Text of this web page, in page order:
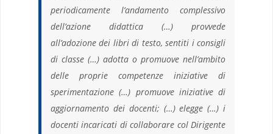
periodicamente l’andamento complessivo
dell’azione didattica (…) provvede
all’adozione dei libri di testo, sentiti i consigli
di classe (…) adotta o promuove nell’ambito
delle proprie competenze iniziative di
sperimentazione (…) promuove iniziative di
aggiornamento dei docenti; (…) elegge (…) i
docenti incaricati di collaborare col Dirigente